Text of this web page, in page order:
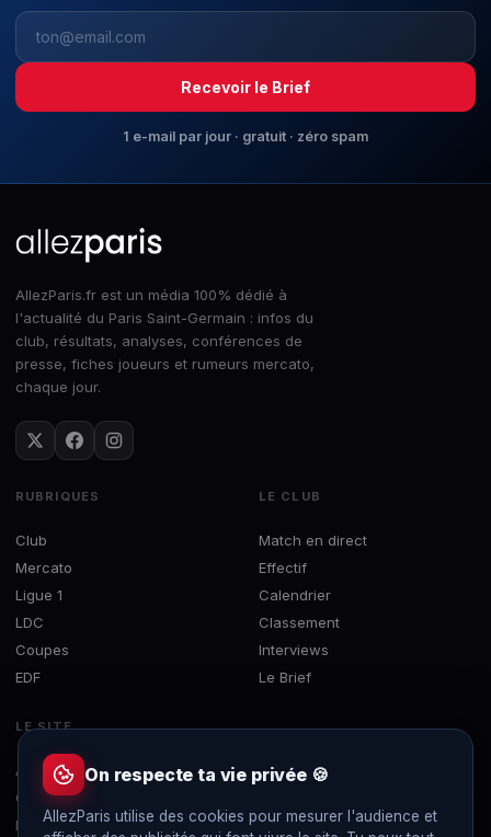
Recevoir le Brief
1 e-mail par jour · gratuit · zéro spam
AllezParis.fr est un média 100% dédié à
l'actualité du Paris Saint-Germain : infos du
club, résultats, analyses, conférences de
presse, fiches joueurs et rumeurs mercato,
chaque jour.
RUBRIQUES
Club
Mercato
Ligue 1
LDC
Coupes
EDF
LE CLUB
Match en direct
Effectif
Calendrier
Classement
Interviews
Le Brief
LE SITE
À propos
Contact
Mentions légales
On respecte ta vie privée 🍪
AllezParis utilise des cookies pour mesurer l'audience et